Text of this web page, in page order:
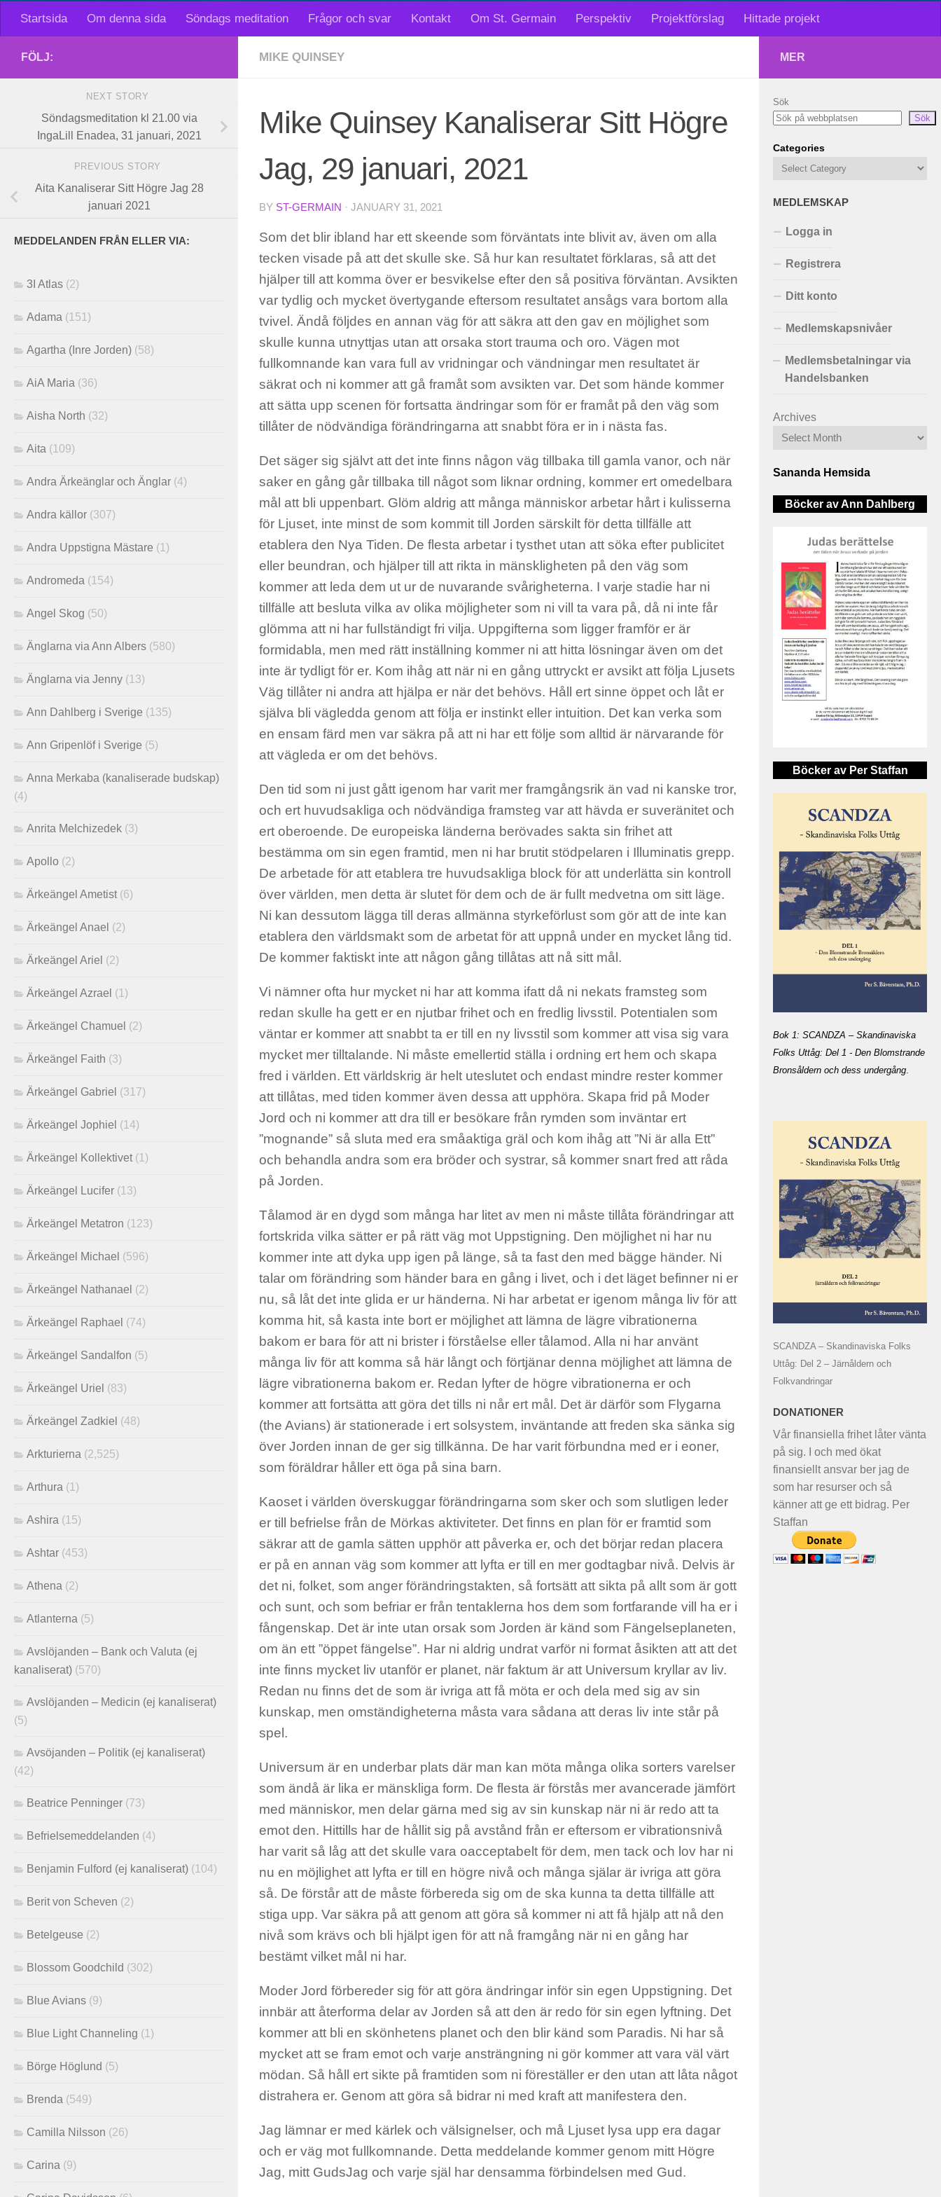
Startsida Om denna sida Söndags meditation Frågor och svar Kontakt Om St. Germain Perspektiv Projektförslag Hittade projekt
MIKE QUINSEY
Mike Quinsey Kanaliserar Sitt Högre
Jag, 29 januari, 2021
BY ST-GERMAIN · JANUARY 31, 2021
Som det blir ibland har ett skeende som förväntats inte blivit av, även om alla
tecken visade på att det skulle ske. Så hur kan resultatet förklaras, så att det
hjälper till att komma över er besvikelse efter den så positiva förväntan. Avsikten
var tydlig och mycket övertygande eftersom resultatet ansågs vara bortom alla
tvivel. Ändå följdes en annan väg för att säkra att den gav en möjlighet som
skulle kunna utnyttjas utan att orsaka stort trauma och oro. Vägen mot
fullkomnande kan vara full av vridningar och vändningar men resultatet är
säkrat och ni kommer att gå framåt som avsikten var. Det som hände kommer
att sätta upp scenen för fortsatta ändringar som för er framåt på den väg som
tillåter de nödvändiga förändringarna att snabbt föra er in i nästa fas.
Det säger sig självt att det inte finns någon väg tillbaka till gamla vanor, och när
saker en gång går tillbaka till något som liknar ordning, kommer ert omedelbara
mål att bli uppenbart. Glöm aldrig att många människor arbetar hårt i kulisserna
för Ljuset, inte minst de som kommit till Jorden särskilt för detta tillfälle att
etablera den Nya Tiden. De flesta arbetar i tysthet utan att söka efter publicitet
eller beundran, och hjälper till att rikta in mänskligheten på den väg som
kommer att leda dem ut ur de nuvarande svårigheterna. I varje stadie har ni
tillfälle att besluta vilka av olika möjligheter som ni vill ta vara på, då ni inte får
glömma att ni har fullständigt fri vilja. Uppgifterna som ligger framför er är
formidabla, men med rätt inställning kommer ni att hitta lösningar även om det
inte är tydligt för er. Kom ihåg att när ni en gång uttryckt er avsikt att följa Ljusets
Väg tillåter ni andra att hjälpa er när det behövs. Håll ert sinne öppet och låt er
själva bli vägledda genom att följa er instinkt eller intuition. Det kan verka som
en ensam färd men var säkra på att ni har ett följe som alltid är närvarande för
att vägleda er om det behövs.
Den tid som ni just gått igenom har varit mer framgångsrik än vad ni kanske tror,
och ert huvudsakliga och nödvändiga framsteg var att hävda er suveränitet och
ert oberoende. De europeiska länderna berövades sakta sin frihet att
bestämma om sin egen framtid, men ni har brutit stödpelaren i Illuminatis grepp.
De arbetade för att etablera tre huvudsakliga block för att underlätta sin kontroll
över världen, men detta är slutet för dem och de är fullt medvetna om sitt läge.
Ni kan dessutom lägga till deras allmänna styrkeförlust som gör att de inte kan
etablera den världsmakt som de arbetat för att uppnå under en mycket lång tid.
De kommer faktiskt inte att någon gång tillåtas att nå sitt mål.
Vi nämner ofta hur mycket ni har att komma ifatt då ni nekats framsteg som
redan skulle ha gett er en njutbar frihet och en fredlig livsstil. Potentialen som
väntar er kommer att snabbt ta er till en ny livsstil som kommer att visa sig vara
mycket mer tilltalande. Ni måste emellertid ställa i ordning ert hem och skapa
fred i världen. Ett världskrig är helt uteslutet och endast mindre rester kommer
att tillåtas, med tiden kommer även dessa att upphöra. Skapa frid på Moder
Jord och ni kommer att dra till er besökare från rymden som inväntar ert
”mognande” så sluta med era småaktiga gräl och kom ihåg att ”Ni är alla Ett”
och behandla andra som era bröder och systrar, så kommer snart fred att råda
på Jorden.
Tålamod är en dygd som många har litet av men ni måste tillåta förändringar att
fortskrida vilka sätter er på rätt väg mot Uppstigning. Den möjlighet ni har nu
kommer inte att dyka upp igen på länge, så ta fast den med bägge händer. Ni
talar om förändring som händer bara en gång i livet, och i det läget befinner ni er
nu, så låt det inte glida er ur händerna. Ni har arbetat er igenom många liv för att
komma hit, så kasta inte bort er möjlighet att lämna de lägre vibrationerna
bakom er bara för att ni brister i förståelse eller tålamod. Alla ni har använt
många liv för att komma så här långt och förtjänar denna möjlighet att lämna de
lägre vibrationerna bakom er. Redan lyfter de högre vibrationerna er och
kommer att fortsätta att göra det tills ni når ert mål. Det är därför som Flygarna
(the Avians) är stationerade i ert solsystem, inväntande att freden ska sänka sig
över Jorden innan de ger sig tillkänna. De har varit förbundna med er i eoner,
som föräldrar håller ett öga på sina barn.
Kaoset i världen överskuggar förändringarna som sker och som slutligen leder
er till befrielse från de Mörkas aktiviteter. Det finns en plan för er framtid som
säkrar att de gamla sätten upphör att påverka er, och det börjar redan placera
er på en annan väg som kommer att lyfta er till en mer godtagbar nivå. Delvis är
det ni, folket, som anger förändringstakten, så fortsätt att sikta på allt som är gott
och sunt, och som befriar er från tentaklerna hos dem som fortfarande vill ha er i
fångenskap. Det är inte utan orsak som Jorden är känd som Fängelseplaneten,
om än ett ”öppet fängelse”. Har ni aldrig undrat varför ni format åsikten att att det
inte finns mycket liv utanför er planet, när faktum är att Universum kryllar av liv.
Redan nu finns det de som är ivriga att få möta er och dela med sig av sin
kunskap, men omständigheterna måsta vara sådana att deras liv inte står på
spel.
Universum är en underbar plats där man kan möta många olika sorters varelser
som ändå är lika er mänskliga form. De flesta är förstås mer avancerade jämfört
med människor, men delar gärna med sig av sin kunskap när ni är redo att ta
emot den. Hittills har de hållit sig på avstånd från er eftersom er vibrationsnivå
har varit så låg att det skulle vara oacceptabelt för dem, men tack och lov har ni
nu en möjlighet att lyfta er till en högre nivå och många själar är ivriga att göra
så. De förstår att de måste förbereda sig om de ska kunna ta detta tillfälle att
stiga upp. Var säkra på att genom att göra så kommer ni att få hjälp att nå den
nivå som krävs och bli hjälpt igen för att nå framgång när ni en gång har
bestämt vilket mål ni har.
Moder Jord förbereder sig för att göra ändringar inför sin egen Uppstigning. Det
innbär att återforma delar av Jorden så att den är redo för sin egen lyftning. Det
kommer att bli en skönhetens planet och den blir känd som Paradis. Ni har så
mycket att se fram emot och varje ansträngning ni gör kommer att vara väl värt
mödan. Så håll ert sikte på framtiden som ni föreställer er den utan att låta något
distrahera er. Genom att göra så bidrar ni med kraft att manifestera den.
Jag lämnar er med kärlek och välsignelser, och må Ljuset lysa upp era dagar
och er väg mot fullkomnande. Detta meddelande kommer genom mitt Högre
Jag, mitt GudsJag och varje själ har densamma förbindelsen med Gud.
FÖLJ:
NEXT STORY
Söndagsmeditation kl 21.00 via
IngaLill Enadea, 31 januari, 2021
PREVIOUS STORY
Aita Kanaliserar Sitt Högre Jag 28
januari 2021
MEDDELANDEN FRÅN ELLER VIA:
3I Atlas (2)
Adama (151)
Agartha (Inre Jorden) (58)
AiA Maria (36)
Aisha North (32)
Aita (109)
Andra Ärkeänglar och Änglar (4)
Andra källor (307)
Andra Uppstigna Mästare (1)
Andromeda (154)
Angel Skog (50)
Änglarna via Ann Albers (580)
Änglarna via Jenny (13)
Ann Dahlberg i Sverige (135)
Ann Gripenlöf i Sverige (5)
Anna Merkaba (kanaliserade budskap)
(4)
Anrita Melchizedek (3)
Apollo (2)
Ärkeängel Ametist (6)
Ärkeängel Anael (2)
Ärkeängel Ariel (2)
Ärkeängel Azrael (1)
Ärkeängel Chamuel (2)
Ärkeängel Faith (3)
Ärkeängel Gabriel (317)
Ärkeängel Jophiel (14)
Ärkeängel Kollektivet (1)
Ärkeängel Lucifer (13)
Ärkeängel Metatron (123)
Ärkeängel Michael (596)
Ärkeängel Nathanael (2)
Ärkeängel Raphael (74)
Ärkeängel Sandalfon (5)
Ärkeängel Uriel (83)
Ärkeängel Zadkiel (48)
Arkturierna (2,525)
Arthura (1)
Ashira (15)
Ashtar (453)
Athena (2)
Atlanterna (5)
Avslöjanden – Bank och Valuta (ej
kanaliserat) (570)
Avslöjanden – Medicin (ej kanaliserat)
(5)
Avsöjanden – Politik (ej kanaliserat)
(42)
Beatrice Penninger (73)
Befrielsemeddelanden (4)
Benjamin Fulford (ej kanaliserat) (104)
Berit von Scheven (2)
Betelgeuse (2)
Blossom Goodchild (302)
Blue Avians (9)
Blue Light Channeling (1)
Börge Höglund (5)
Brenda (549)
Camilla Nilsson (26)
Carina (9)
MER
Sök
Sök
Categories
MEDLEMSKAP
Logga in
Registrera
Ditt konto
Medlemskapsnivåer
Medlemsbetalningar via
Handelsbanken
Archives
Sananda Hemsida
Böcker av Ann Dahlberg
Böcker av Per Staffan
Bok 1: SCANDZA – Skandinaviska
Folks Uttåg: Del 1 - Den Blomstrande
Bronsåldern och dess undergång.
SCANDZA – Skandinaviska Folks
Uttåg: Del 2 – Järnåldern och
Folkvandringar
DONATIONER
Vår finansiella frihet låter vänta
på sig. I och med ökat
finansiellt ansvar ber jag de
som har resurser och så
känner att ge ett bidrag. Per
Staffan